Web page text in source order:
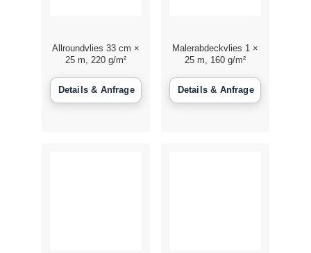
Allroundvlies 33 cm ×
25 m, 220 g/m²
Malerabdeckvlies 1 ×
25 m, 160 g/m²